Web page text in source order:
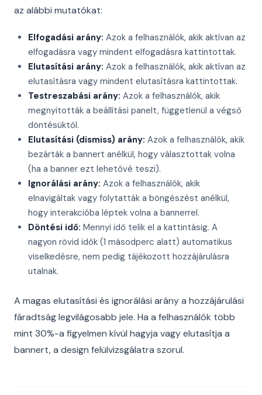
az alábbi mutatókat:
Elfogadási arány: Azok a felhasználók, akik aktívan az
elfogadásra vagy mindent elfogadásra kattintottak.
Elutasítási arány: Azok a felhasználók, akik aktívan az
elutasításra vagy mindent elutasításra kattintottak.
Testreszabási arány: Azok a felhasználók, akik
megnyitották a beállítási panelt, függetlenül a végső
döntésüktől.
Elutasítási (dismiss) arány: Azok a felhasználók, akik
bezárták a bannert anélkül, hogy választottak volna
(ha a banner ezt lehetővé teszi).
Ignorálási arány: Azok a felhasználók, akik
elnavigáltak vagy folytatták a böngészést anélkül,
hogy interakcióba léptek volna a bannerrel.
Döntési idő: Mennyi idő telik el a kattintásig. A
nagyon rövid idők (1 másodperc alatt) automatikus
viselkedésre, nem pedig tájékozott hozzájárulásra
utalnak.
A magas elutasítási és ignorálási arány a hozzájárulási
fáradtság legvilágosabb jele. Ha a felhasználók több
mint 30%-a figyelmen kívül hagyja vagy elutasítja a
bannert, a design felülvizsgálatra szorul.